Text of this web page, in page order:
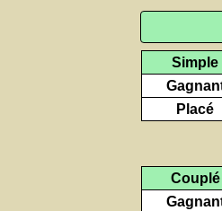
Simple
Placé
Couplé